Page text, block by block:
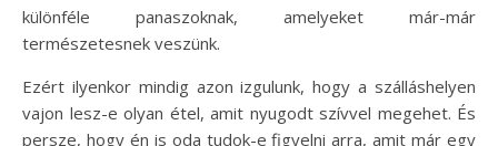
különféle panaszoknak, amelyeket már-már
természetesnek veszünk.
Ezért ilyenkor mindig azon izgulunk, hogy a szálláshelyen
vajon lesz-e olyan étel, amit nyugodt szívvel megehet. És
persze, hogy én is oda tudok-e figyelni arra, amit már egy